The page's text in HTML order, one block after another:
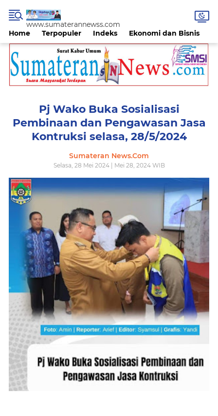
Home Terpopuler Indeks Ekonomi dan Bisnis
www.sumaterannewss.com
Pj Wako Buka Sosialisasi
Pembinaan dan Pengawasan Jasa
Kontruksi selasa, 28/5/2024
Sumateran News.Com
Selasa, 28 Mei 2024 | Mei 28, 2024 WIB